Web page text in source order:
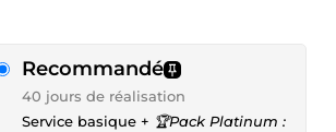
Recommandé
40 jours de réalisation
Service basique + 🏆Pack Platinum :